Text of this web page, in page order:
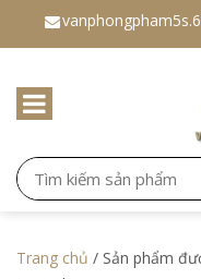
Trang chủ / Sản phẩm